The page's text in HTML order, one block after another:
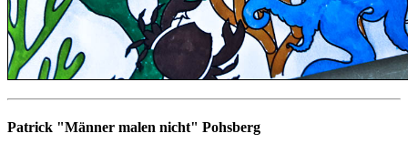
Patrick "Männer malen nicht" Pohsberg